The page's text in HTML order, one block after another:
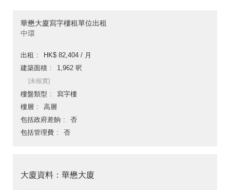
華懋大廈寫字樓租單位出租
中環
出租
HK$ 82,404 / 月
建築面積
1,962 呎
[未核實]
樓盤類型
寫字樓
樓層
高層
包括政府差餉
否
包括管理費
否
大廈資料：華懋大廈